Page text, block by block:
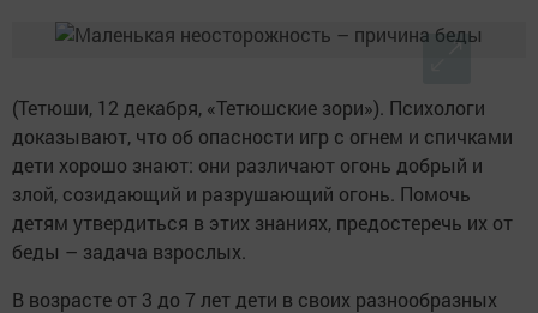
(Тетюши, 12 декабря, «Тетюшские зори»). Психологи
доказывают, что об опасности игр с огнем и спичками
дети хорошо знают: они различают огонь добрый и
злой, созидающий и разрушающий огонь. Помочь
детям утвердиться в этих знаниях, предостеречь их от
беды – задача взрослых.
В возрасте от 3 до 7 лет дети в своих разнообразных